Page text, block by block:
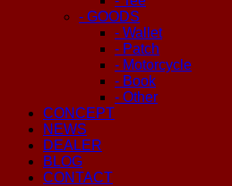
- GOODS
- Wallet
- Patch
- Motorcycle
- Book
- Other
CONCEPT
NEWS
DEALER
BLOG
CONTACT